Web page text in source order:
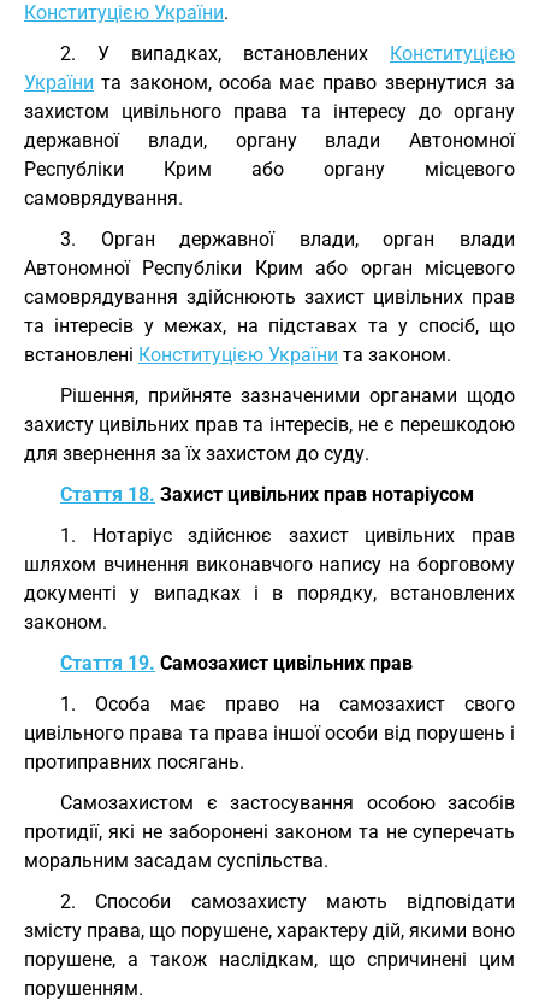
Конституцією України.
2. У випадках, встановлених Конституцією
України та законом, особа має право звернутися за
захистом цивільного права та інтересу до органу
державної влади, органу влади Автономної
Республіки Крим або органу місцевого
самоврядування.
3. Орган державної влади, орган влади
Автономної Республіки Крим або орган місцевого
самоврядування здійснюють захист цивільних прав
та інтересів у межах, на підставах та у спосіб, що
встановлені Конституцією України та законом.
Рішення, прийняте зазначеними органами щодо
захисту цивільних прав та інтересів, не є перешкодою
для звернення за їх захистом до суду.
Стаття 18. Захист цивільних прав нотаріусом
1. Нотаріус здійснює захист цивільних прав
шляхом вчинення виконавчого напису на борговому
документі у випадках і в порядку, встановлених
законом.
Стаття 19. Самозахист цивільних прав
1. Особа має право на самозахист свого
цивільного права та права іншої особи від порушень і
протиправних посягань.
Самозахистом є застосування особою засобів
протидії, які не заборонені законом та не суперечать
моральним засадам суспільства.
2. Способи самозахисту мають відповідати
змісту права, що порушене, характеру дій, якими воно
порушене, а також наслідкам, що спричинені цим
порушенням.